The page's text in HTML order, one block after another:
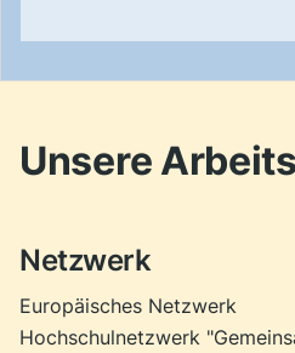
Unsere
Netzwerk
Europäisches Netzwerk
Hochschulnetzwerk